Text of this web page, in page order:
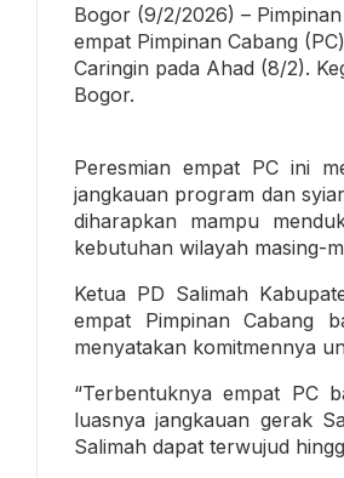
Bogor (9/2/2026) –
empat Pimpinan Cabang
Caringin pada Ahad (8/2).
Bogor.
Peresmian empat PC ini
jangkauan program dan
diharapkan mampu
kebutuhan wilayah masing-
Ketua PD Salimah
empat Pimpinan Cabang
menyatakan komitmennya
“Terbentuknya empat PC
luasnya jangkauan gerak
Salimah dapat terwujud